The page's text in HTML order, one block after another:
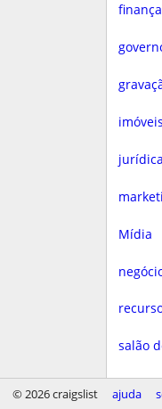
imóveis
jurídica
Mídia
salão
saúde
© 2026 craigslist ajuda